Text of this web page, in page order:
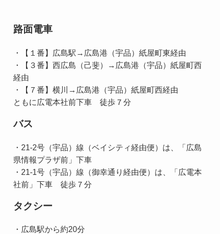
路面電車
・【１番】広島駅→広島港（宇品）紙屋町東経由
・【３番】西広島（己斐）→広島港（宇品）紙屋町西
経由
・【７番】横川→広島港（宇品）紙屋町西経由
ともに広電本社前下車 徒歩７分
バス
・21-2号（宇品）線（ベイシティ経由便）は、「広島
県情報プラザ前」下車
・21-1号（宇品）線（御幸通り経由便）は、「広電本
社前」下車 徒歩７分
タクシー
・広島駅から約20分